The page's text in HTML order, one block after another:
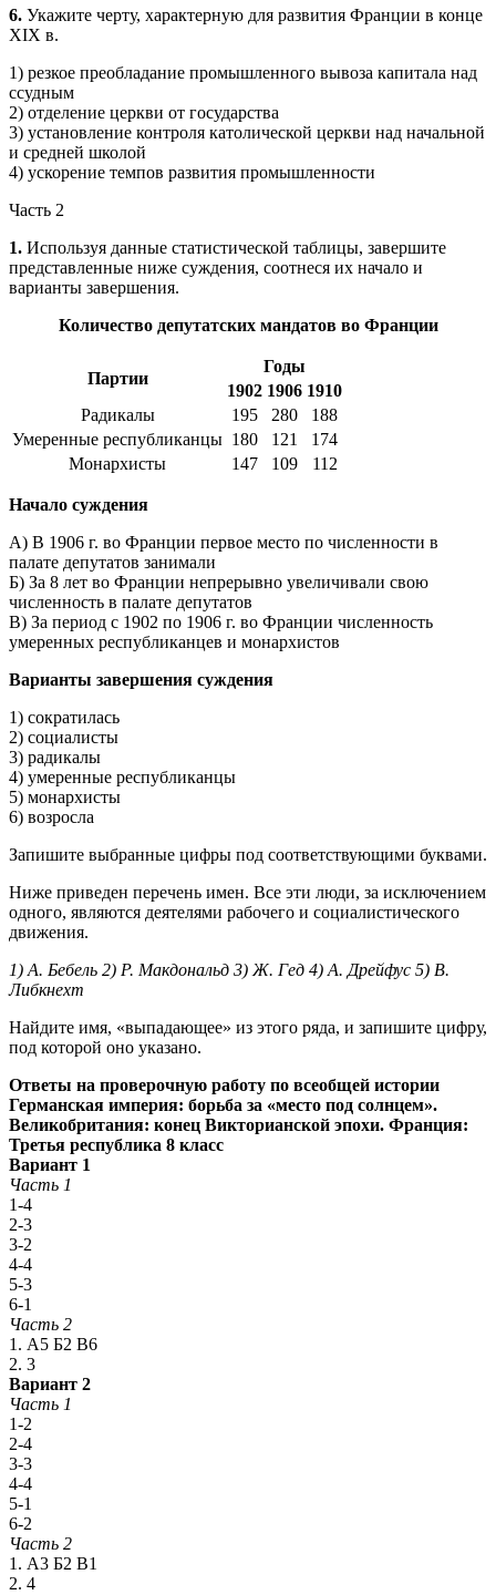
6. Укажите черту, характерную для развития Франции в конце
XIX в.
1) резкое преобладание промышленного вывоза капитала над
ссудным
2) отделение церкви от государства
3) установление контроля католической церкви над начальной
и средней школой
4) ускорение темпов развития промышленности
Часть 2
1. Используя данные статистической таблицы, завершите
представленные ниже суждения, соотнеся их начало и
варианты завершения.
Количество депутатских мандатов во Франции
Партии
Годы
1902 1906 1910
Радикалы
195 280
188
Умеренные республиканцы 180 121
174
Монархисты
147 109 112
Начало суждения
А) В 1906 г. во Франции первое место по численности в
палате депутатов занимали
Б) За 8 лет во Франции непрерывно увеличивали свою
численность в палате депутатов
В) За период с 1902 по 1906 г. во Франции численность
умеренных республиканцев и монархистов
Варианты завершения суждения
1) сократилась
2) социалисты
3) радикалы
4) умеренные республиканцы
5) монархисты
6) возросла
Запишите выбранные цифры под соответствующими буквами.
Ниже приведен перечень имен. Все эти люди, за исключением
одного, являются деятелями рабочего и социалистического
движения.
1) А. Бебель 2) Р. Макдональд 3) Ж. Гед 4) А. Дрейфус 5) В.
Либкнехт
Найдите имя, «выпадающее» из этого ряда, и запишите цифру,
под которой оно указано.
Ответы на проверочную работу по всеобщей истории
Германская империя: борьба за «место под солнцем».
Великобритания: конец Викторианской эпохи. Франция:
Третья республика 8 класс
Вариант 1
Часть 1
1-4
2-3
3-2
4-4
5-3
6-1
Часть 2
1. А5 Б2 В6
2. 3
Вариант 2
Часть 1
1-2
2-4
3-3
4-4
5-1
6-2
Часть 2
1. А3 Б2 В1
2. 4